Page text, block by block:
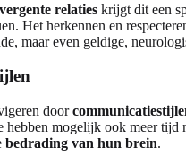
relaties krijgt dit een
Het herkennen en
maar even geldige,
door
mogelijk ook meer
bedrading van hun brein.